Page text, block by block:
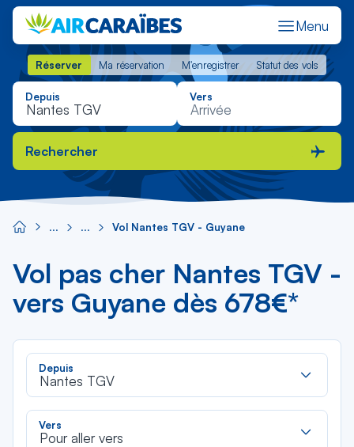
Menu
Réserver Ma réservation M'enregistrer Statut des vols
Réserver Ma réservation M'enregistrer Statut des vols
Depuis Vers
Rechercher
Vol Nantes TGV - Guyane
Vol pas cher Nantes TGV -
vers Guyane dès 678€*
Depuis
Nantes TGV
Vers
Pour aller vers